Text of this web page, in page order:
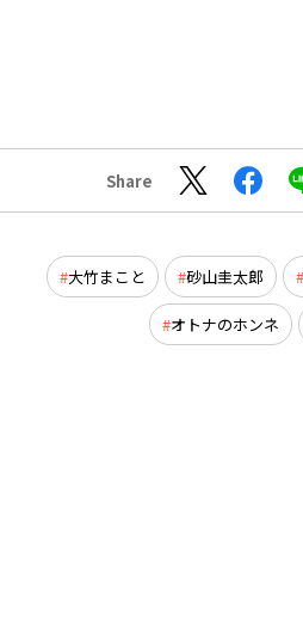
Share
大竹まこと 砂山圭太郎
オトナのホンネ